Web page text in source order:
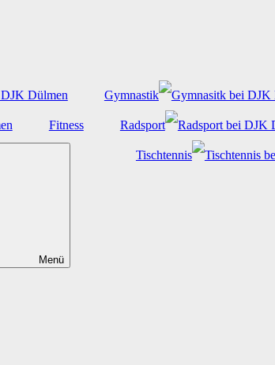
Gymnastik
Fitness Radsport
Tischtennis
Menü